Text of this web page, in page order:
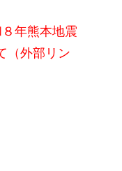
年熊本地震
（外部リン